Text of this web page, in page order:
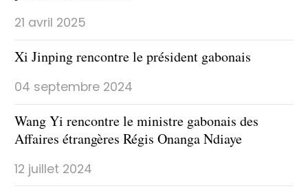
21 avril 2025
Xi Jinping rencontre le président gabonais
04 septembre 2024
Wang Yi rencontre le ministre gabonais des
Affaires étrangères Régis Onanga Ndiaye
12 juillet 2024